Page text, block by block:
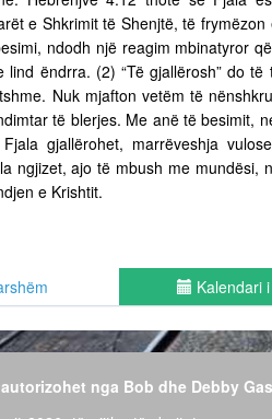
e Shkrimit të Shenjtë, të
ndodh një reagim mbinatyror
lind ëndrra. (2) “Të gjallërosh” do
Nuk mjafton vetëm të
të blerjes. Me anë të besimit,
gjallërohet, marrëveshja
ngjizet, ajo të mbush me
e Krishtit.
Kalendari
nga Bob dhe Debby